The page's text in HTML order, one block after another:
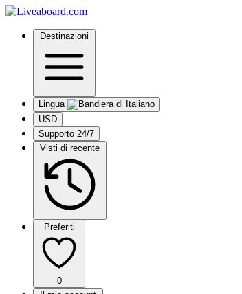
Destinazioni
Lingua
USD
Supporto 24/7
Visti di recente
Preferiti
0